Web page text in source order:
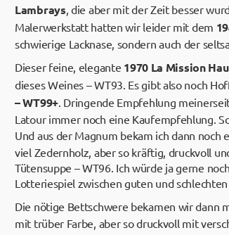
Lambrays, die aber mit der Zeit besser
Malerwerkstatt hatten wir leider mit dem
schwierige Lacknase, sondern auch der
Dieser feine, elegante 1970 La Mission
dieses Weines – WT93. Es gibt also noch
– WT99+. Dringende Empfehlung
Latour immer noch eine Kaufempfehlung.
Und aus der Magnum bekam ich dann noch
viel Zedernholz, aber so kräftig, druckvoll
Tütensuppe – WT96. Ich würde ja gerne
Lotteriespiel zwischen guten und schlechten
Die nötige Bettschwere bekamen wir dann
mit trüber Farbe, aber so druckvoll mit